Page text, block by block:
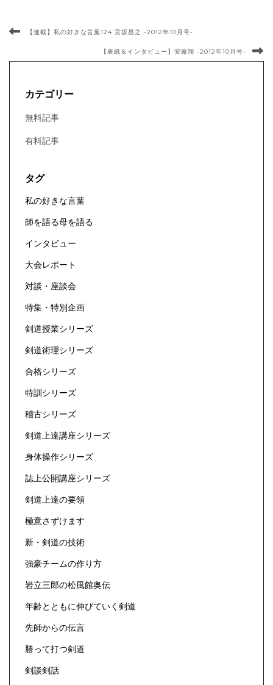
【連載】私の好きな言葉124 宮坂昌之 -2012年10月号-
【表紙＆インタビュー】安藤翔 -2012年10月号-
カテゴリー
無料記事
有料記事
タグ
私の好きな言葉
師を語る母を語る
インタビュー
大会レポート
対談・座談会
特集・特別企画
剣道授業シリーズ
剣道術理シリーズ
合格シリーズ
特訓シリーズ
稽古シリーズ
剣道上達講座シリーズ
身体操作シリーズ
誌上公開講座シリーズ
剣道上達の要領
極意さずけます
新・剣道の技術
強豪チームの作り方
岩立三郎の松風館奥伝
年齢とともに伸びていく剣道
先師からの伝言
勝って打つ剣道
剣談剣話